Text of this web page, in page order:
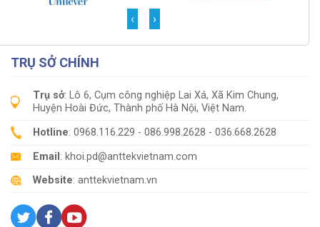
‹ ›
TRỤ SỞ CHÍNH
Trụ sở: Lô 6, Cụm công nghiệp Lai Xá, Xã Kim Chung,
Huyện Hoài Đức, Thành phố Hà Nội, Việt Nam.
Hotline: 0968.116.229 - 086.998.2628 - 036.668.2628
Email : khoi.pd@anttekvietnam.com
Website: anttekvietnam.vn